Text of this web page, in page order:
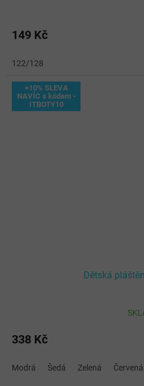
149 Kč
122/128
+10% SLEVA
NAVÍC s kódem -
ITBOTY10
Dětská
produktu
z
338 Kč
Modrá Šedá Zelená Červená